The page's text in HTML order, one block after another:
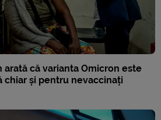
că varianta Omicron este
chiar și pentru nevaccinați